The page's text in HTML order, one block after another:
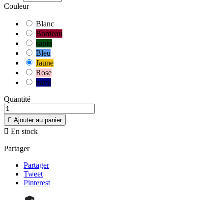
Couleur
Blanc
Bordeau
sapin
Bleu
Jaune
Rose
navy
Quantité
 Ajouter au panier
 En stock
Partager
Partager
Tweet
Pinterest